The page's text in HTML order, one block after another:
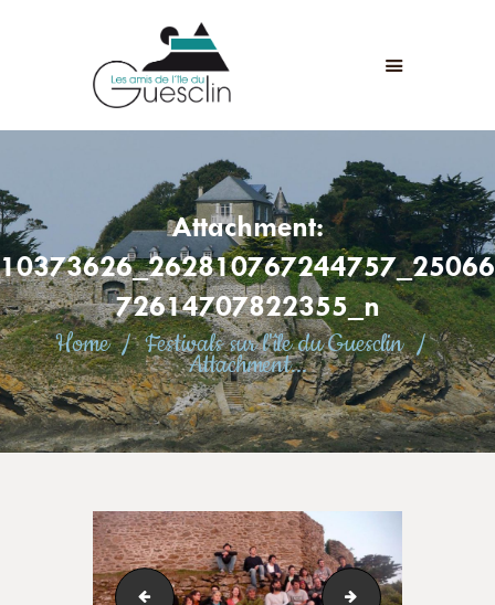
Attachment:
10373626_262810767244757_25066
72614707822355_n
Home
Festivals sur l'île du Guesclin
Attachment...
LES AMIS DE L'ÎLE DU GUESCLIN
LE FORT ET L’ÎLE
ASSOCIATION
ADHÉSION
ANIMATIONS
ACTUALITÉS
CONTACT